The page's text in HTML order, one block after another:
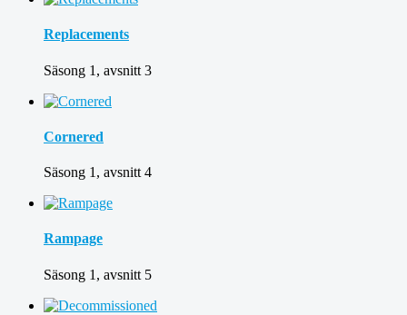
Replacements
Säsong 1, avsnitt 3
Cornered
Säsong 1, avsnitt 4
Rampage
Säsong 1, avsnitt 5